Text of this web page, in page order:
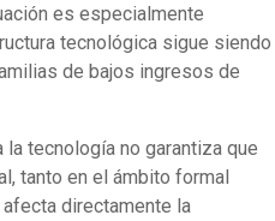
es especialmente
tecnológica sigue siendo
de bajos ingresos de
la tecnología no garantiza que
tanto en el ámbito formal
directamente la